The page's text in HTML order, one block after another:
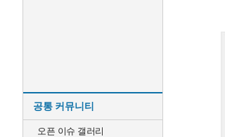
공통 커뮤니티
오픈 이슈 갤러리